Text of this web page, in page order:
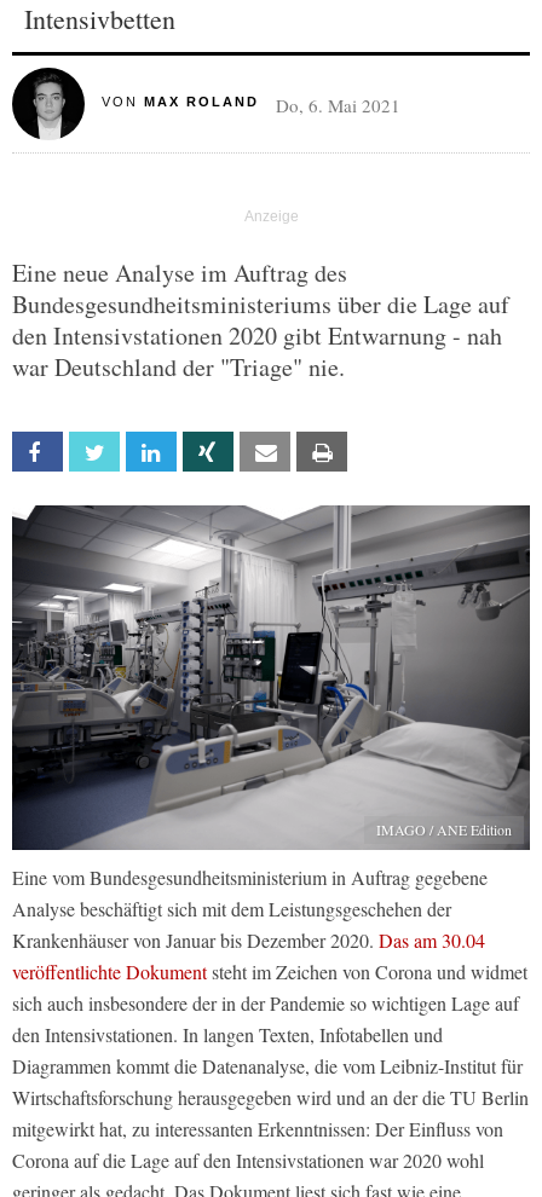
Intensivbetten
VON MAX ROLAND Do, 6. Mai 2021
Eine neue Analyse im Auftrag des
Bundesgesundheitsministeriums über die Lage auf
den Intensivstationen 2020 gibt Entwarnung - nah
war Deutschland der "Triage" nie.
Facebook Twitter Linkedin Xing Email
IMAGO / ANE Edition
Eine vom Bundesgesundheitsministerium in Auftrag gegebene
Analyse beschäftigt sich mit dem Leistungsgeschehen der
Krankenhäuser von Januar bis Dezember 2020. Das am 30.04
veröffentlichte Dokumentsteht im Zeichen von Corona und widmet
sich auch insbesondere der in der Pandemie so wichtigen Lage auf
den Intensivstationen. In langen Texten, Infotabellen und
Diagrammen kommt die Datenanalyse, die vom Leibniz-Institut für
Wirtschaftsforschung herausgegeben wird und an der die TU Berlin
mitgewirkt hat, zu interessanten Erkenntnissen: Der Einfluss von
Corona auf die Lage auf den Intensivstationen war 2020 wohl
geringer als gedacht. Das Dokument liest sich fast wie eine